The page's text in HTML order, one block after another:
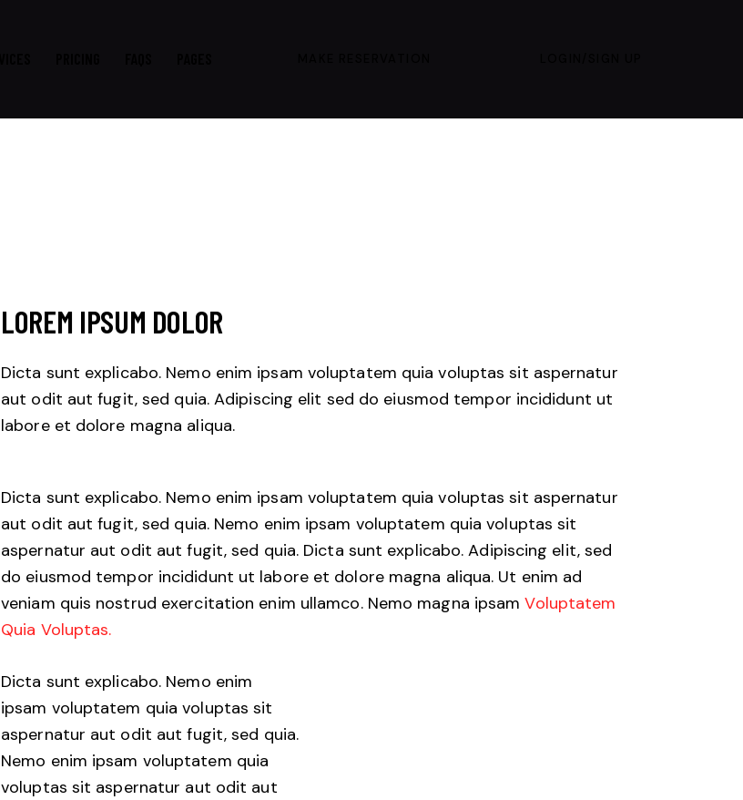
LOREM IPSUM DOLOR
Dicta sunt explicabo. Nemo enim ipsam voluptatem quia voluptas sit aspernatur
aut odit aut fugit, sed quia. Adipiscing elit sed do eiusmod tempor incididunt ut
labore et dolore magna aliqua.
Dicta sunt explicabo. Nemo enim ipsam voluptatem quia voluptas sit aspernatur
aut odit aut fugit, sed quia. Nemo enim ipsam voluptatem quia voluptas sit
aspernatur aut odit aut fugit, sed quia. Dicta sunt explicabo. Adipiscing elit, sed
do eiusmod tempor incididunt ut labore et dolore magna aliqua. Ut enim ad
veniam quis nostrud exercitation enim ullamco. Nemo magna ipsamVoluptatem
Quia Voluptas.
Dicta sunt explicabo. Nemo enim
ipsam voluptatem quia voluptas sit
aspernatur aut odit aut fugit, sed quia.
Nemo enim ipsam voluptatem quia
voluptas sit aspernatur aut odit aut